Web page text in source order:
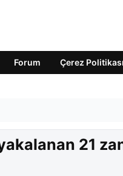
Forum Çerez Politikası
21